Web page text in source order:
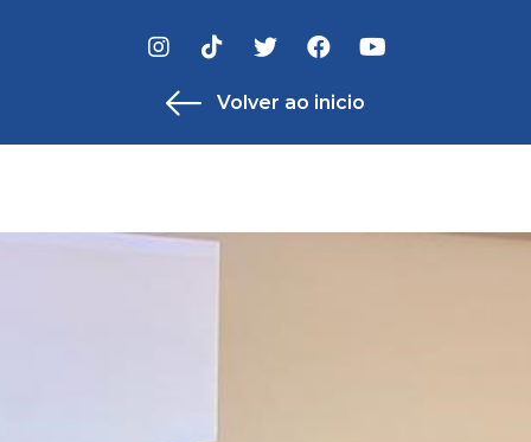
Volver ao inicio